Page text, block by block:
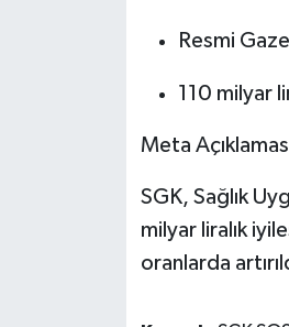
Resmi
110 milyar
Meta
SGK, Sağlık
milyar liralık
oranlarda